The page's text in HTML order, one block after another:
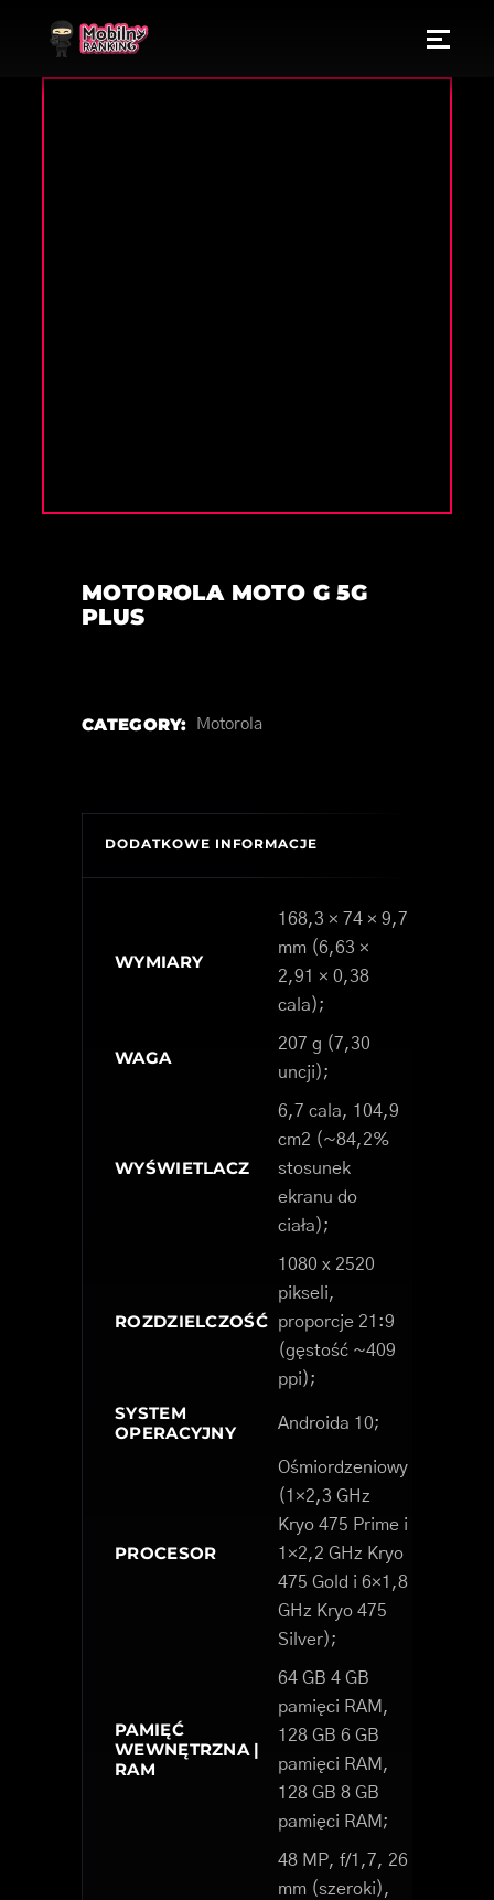
MOTOROLA MOTO G 5G
PLUS
CATEGORY: Motorola
DODATKOWE INFORMACJE
WYMIARY
168,3 × 74 × 9,7
mm (6,63 ×
2,91 × 0,38
cala);
WAGA
207 g (7,30
uncji);
WYŚWIETLACZ
6,7 cala, 104,9
cm2 (~84,2%
stosunek
ekranu do
ciała);
ROZDZIELCZOŚĆ
1080 x 2520
pikseli,
proporcje 21:9
(gęstość ~409
ppi);
SYSTEM
OPERACYJNY
Androida 10;
PROCESOR
Ośmiordzeniowy
(1×2,3 GHz
Kryo 475 Prime i
1×2,2 GHz Kryo
475 Gold i 6×1,8
GHz Kryo 475
Silver);
PAMIĘĆ
WEWNĘTRZNA |
RAM
64 GB 4 GB
pamięci RAM,
128 GB 6 GB
pamięci RAM,
128 GB 8 GB
pamięci RAM;
48 MP, f/1,7, 26
mm (szeroki),